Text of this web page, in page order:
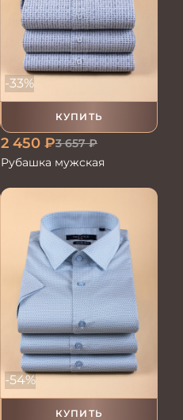
КУПИТЬ
-33%
2 450 ₽3 657₽
Рубашка мужская
КУПИТЬ
-54%